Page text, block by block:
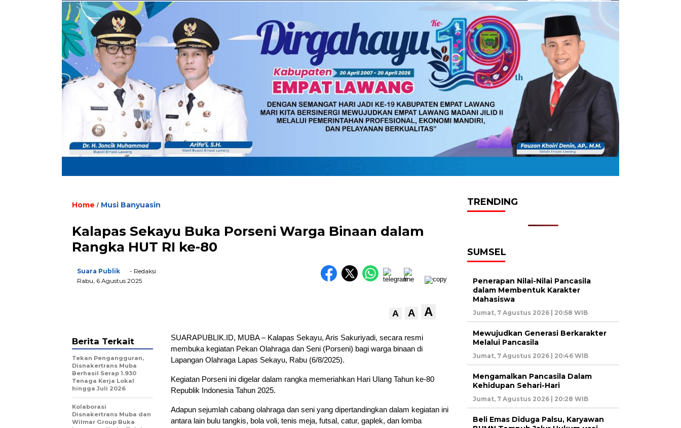
Home / Musi Banyuasin
Kalapas Sekayu Buka Porseni Warga Binaan dalam
Rangka HUT RI ke-80
Suara Publik
- Redaksi
Rabu, 6 Agustus 2025
A A A
SUARAPUBLIK.ID, MUBA – Kalapas Sekayu, Aris Sakuriyadi, secara resmi
membuka kegiatan Pekan Olahraga dan Seni (Porseni) bagi warga binaan di
Lapangan Olahraga Lapas Sekayu, Rabu (6/8/2025).
Kegiatan Porseni ini digelar dalam rangka memeriahkan Hari Ulang Tahun ke-80
Republik Indonesia Tahun 2025.
Adapun sejumlah cabang olahraga dan seni yang dipertandingkan dalam kegiatan ini
antara lain bulu tangkis, bola voli, tenis meja, futsal, catur, gaplek, dan lomba
Berita Terkait
Tekan Pengangguran,
Disnakertrans Muba
Berhasil Serap 1.930
Tenaga Kerja Lokal
hingga Juli 2026
Kolaborasi
Disnakertrans Muba dan
Wilmar Group Buka
TRENDING
SUMSEL
Penerapan Nilai-Nilai Pancasila
dalam Membentuk Karakter
Mahasiswa
Jumat, 7 Agustus 2026 | 20:58 WIB
Mewujudkan Generasi Berkarakter
Melalui Pancasila
Jumat, 7 Agustus 2026 | 20:46 WIB
Mengamalkan Pancasila Dalam
Kehidupan Sehari-Hari
Jumat, 7 Agustus 2026 | 20:28 WIB
Beli Emas Diduga Palsu, Karyawan